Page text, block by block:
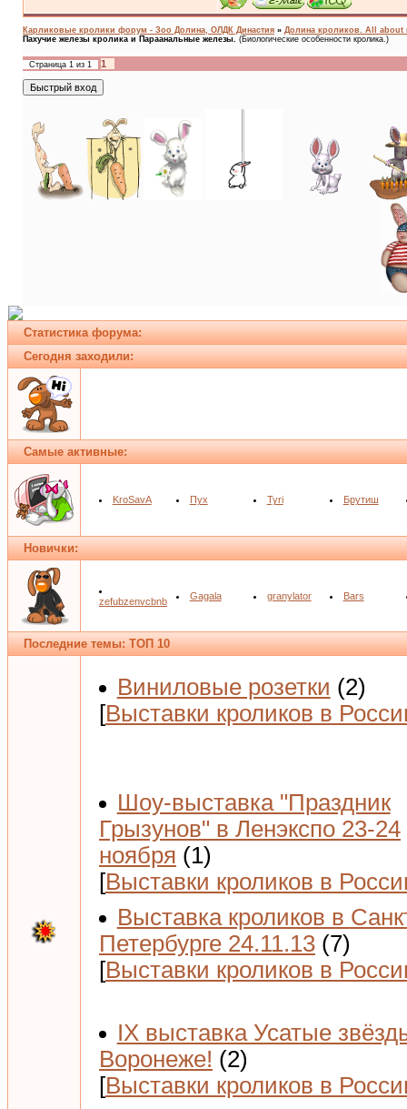
Карликовые кролики форум - Зоо Долина, ОЛДК Династия » Долина кроликов. All about
Пахучие железы кролика и Параанальные железы. (Биологические особенности кролика.)
Страница 1 из 1 1
Статистика форума:
Сегодня заходили:
Самые активные:
KroSavA Пух Tyri Брутиш
Новички:
zefubzenvcbnb Gagala granylator Bars
Последние темы: ТОП 10
Виниловые розетки (2)
[Выставки кроликов в
Шоу-выставка "Праздник
Грызунов" в Ленэкспо 23-24
ноября (1)
[Выставки кроликов в
Выставка кроликов в
Петербурге 24.11.13 (7)
[Выставки кроликов в
IX выставка Усатые
Воронеже! (2)
[Выставки кроликов в